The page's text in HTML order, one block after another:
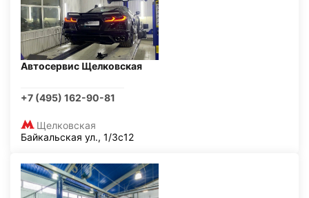
Автосервис Щелковская
+7 (495) 162-90-81
Щелковская
Байкальская ул., 1/3с12